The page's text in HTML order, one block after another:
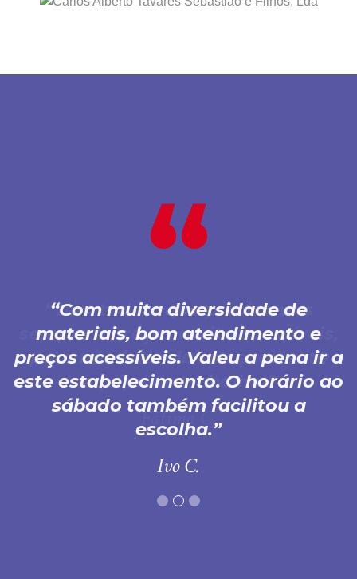
Com muita diversidade de
materiais, bom atendimento e
preços acessíveis. Valeu a pena ir a
este estabelecimento. O horário ao
sábado também facilitou a
escolha.
Ivo C.